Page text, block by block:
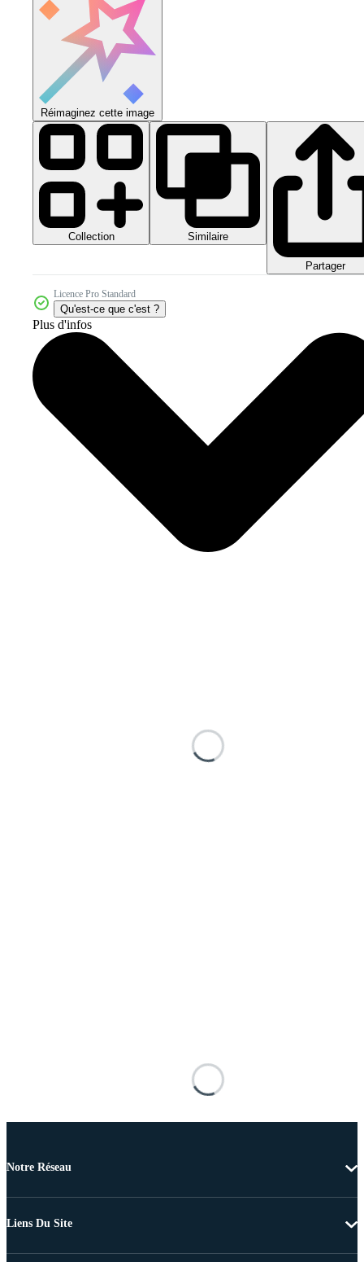
Réimaginez cette image
Collection Similaire
Partager
Licence Pro Standard
Qu'est-ce que c'est ?
Plus d'infos
Notre Réseau
Liens Du Site